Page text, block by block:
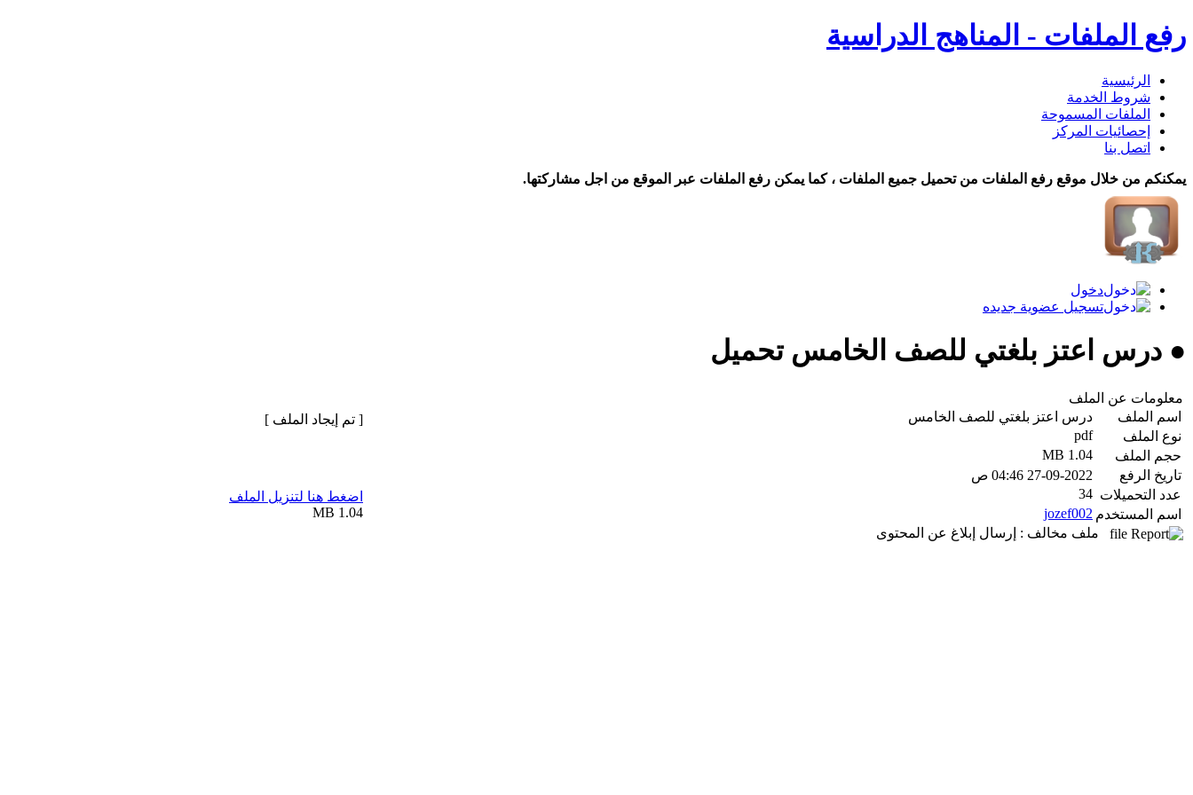
رفع الملفات - المناهج الدراسية
الرئيسية
شروط الخدمة
الملفات المسموحة
إحصائيات المركز
اتصل بنا
يمكنكم من خلال موقع رفع الملفات من تحميل جميع الملفات ، كما يمكن رفع الملفات عبر الموقع من اجل مشاركتها.
دخول
تسجيل عضوية جديده
● درس اعتز بلغتي للصف الخامس تحميل
معلومات عن الملف
اسم الملف
درس اعتز بلغتي للصف الخامس
نوع الملف
pdf
حجم الملف
1.04 MB
تاريخ الرفع
27-09-2022 04:46 ص
عدد التحميلات 34
اسم المستخدم jozef002
ملف مخالف : إرسال إبلاغ عن المحتوى
[ تم إيجاد الملف ]
اضغط هنا لتنزيل الملف
1.04 MB